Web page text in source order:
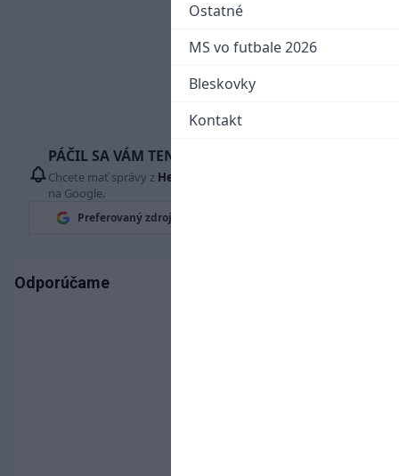
Ostatné
MS vo futbale 2026
Bleskovky
Kontakt
PÁČIL SA VÁM TENTO ČLÁNOK?
Chcete mať správy z Hetrik.sk
na Google.
Preferovaný zdroj
Odporúčame